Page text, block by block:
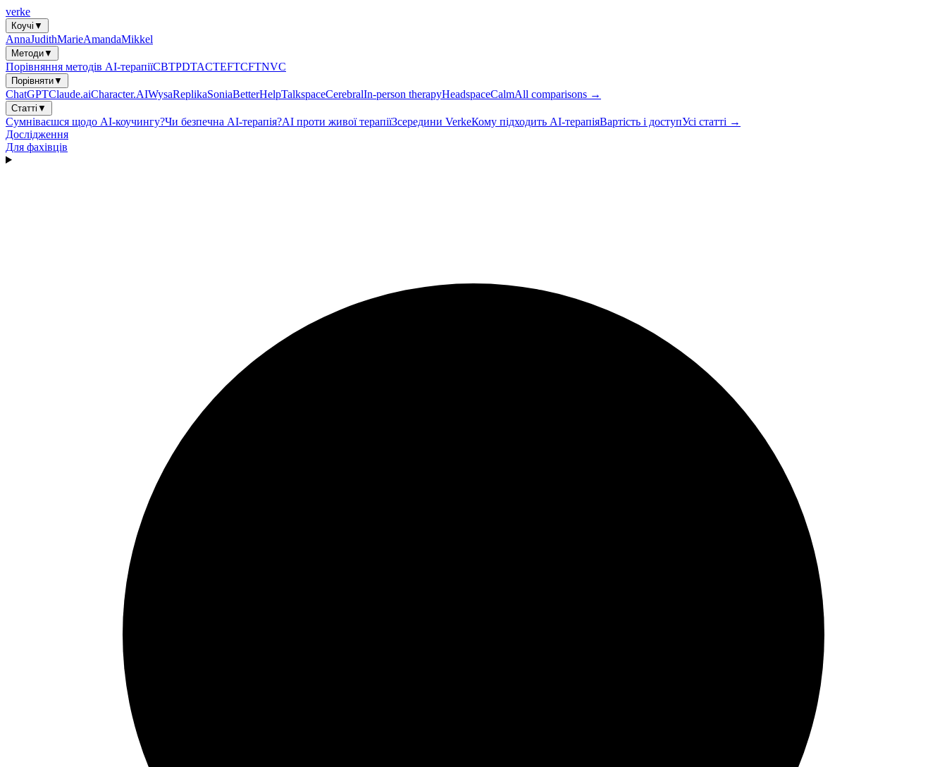
verke
Коучі ▼
AnnaJudithMarieAmandaMikkel
Методи▼
Порівняння методів AI-терапіїCBTPDTACTEFTCFTNVC
Порівняти▼
ChatGPTClaude.aiCharacter.AIWysaReplikaSoniaBetterHelpTalkspaceCerebralIn-person therapyHeadspaceCalmAll comparisons →
Статті ▼
Сумніваєшся щодо AI-коучингу?Чи безпечна AI-терапія?AI проти живої терапіїЗсередини VerkeКому підходить AI-терапіяВартість і доступУсі статті →
Дослідження
Для фахівців